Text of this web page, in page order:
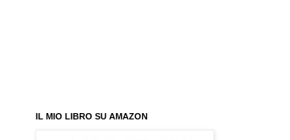
IL MIO LIBRO SU AMAZON